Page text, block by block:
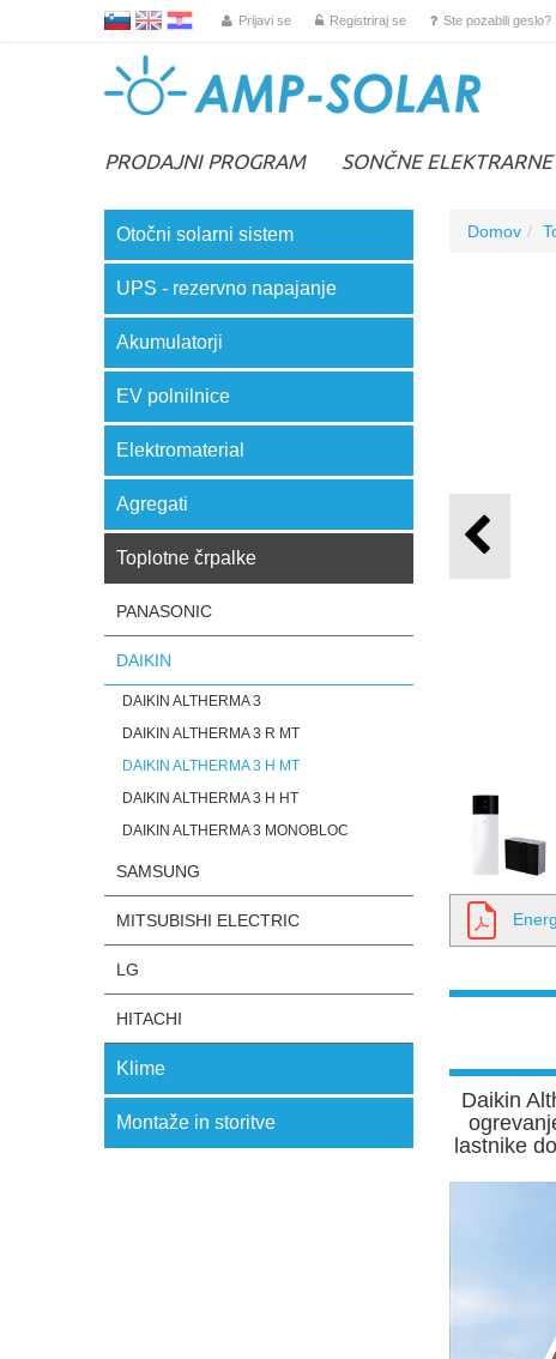
Prijavi se Registriraj se Ste pozabili geslo?
PRODAJNI PROGRAM SONČNE ELEKTRARNE
Otočni solarni sistem
UPS - rezervno napajanje
Akumulatorji
EV polnilnice
Elektromaterial
Agregati
Toplotne črpalke
PANASONIC
DAIKIN
DAIKIN ALTHERMA 3
DAIKIN ALTHERMA 3 R MT
DAIKIN ALTHERMA 3 H MT
DAIKIN ALTHERMA 3 H HT
DAIKIN ALTHERMA 3 MONOBLOC
SAMSUNG
MITSUBISHI ELECTRIC
LG
HITACHI
Klime
Montaže in storitve
Domov
Daikin
lastnike